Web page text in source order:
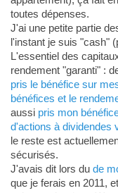
toutes dépenses.
J'ai une petite partie
l'instant je suis "cash"
L'essentiel des
rendement "garanti" :
pris le bénéfice sur
bénéfices et le
aussi pris mon
d'actions à dividendes
le reste est
sécurisés.
J'avais dit lors du de
que je ferais en 2011,